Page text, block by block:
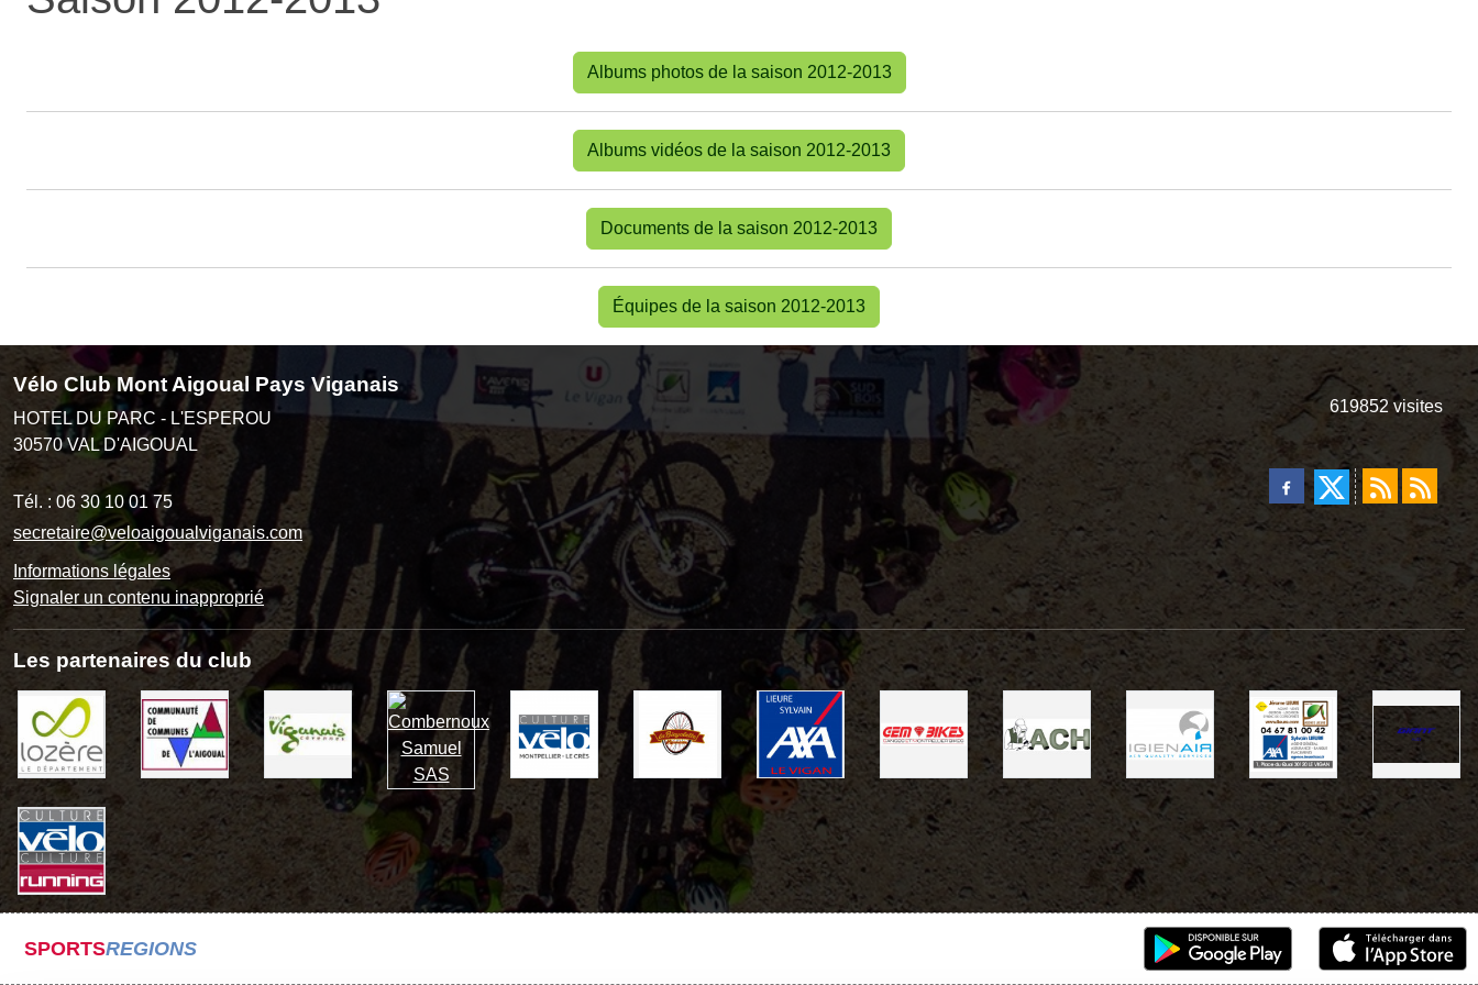
Albums photos de la saison 2012-2013
Albums vidéos de la saison 2012-2013
Documents de la saison 2012-2013
Équipes de la saison 2012-2013
Vélo Club Mont Aigoual Pays Viganais
HOTEL DU PARC - L'ESPEROU
30570 VAL D'AIGOUAL
Tél. : 06 30 10 01 75
secretaire@veloaigoualviganais.com
Informations légales
Signaler un contenu inapproprié
619852 visites
Les partenaires du club
SPORTSREGIONS